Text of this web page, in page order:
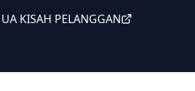
KISAH PELANGGAN